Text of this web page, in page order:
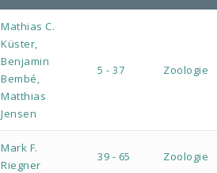
Mathias C.
Küster,
Benjamin
Bembé,
Matthias
Jensen
5 - 37 Zoologie
Mark F.
Riegner
39 - 65 Zoologie